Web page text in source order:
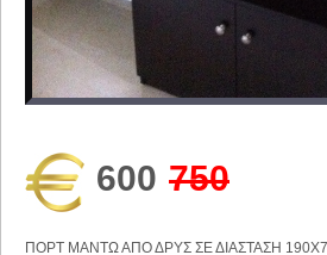
600 750
ΠΟΡΤ ΜΑΝΤΩ ΑΠΟ ΔΡΥΣ ΣΕ ΔΙΑΣΤΑΣΗ